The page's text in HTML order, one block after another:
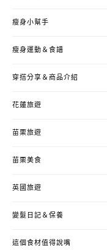
瘦身小幫手
瘦身運動＆食譜
穿搭分享＆商品介紹
花蓮旅遊
苗栗旅遊
苗栗美食
英國旅遊
變髮日記＆保養
這個食材值得說嘴